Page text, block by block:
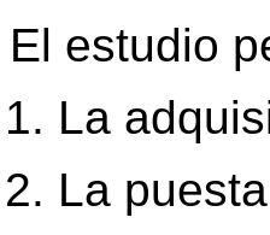
El estudio
La
La